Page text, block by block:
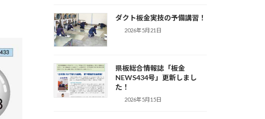
ダクト板金実技の予備講習！
2026年5月21日
県板総合情報誌「板金
NEWS434号」更新しまし
た！
2026年5月15日